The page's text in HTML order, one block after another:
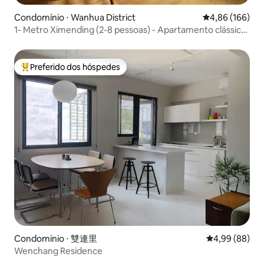
Condomínio ⋅ Wanhua District 4,86 de uma
4,86 (166)
1- Metro Ximending (2-8 pessoas) - Apartamento clássico
Entre os melhores preferidos dos hóspedes
Preferido dos hóspedes
Condomínio ⋅ 雙連里 4,99 de uma
4,99 (88)
Wenchang Residence